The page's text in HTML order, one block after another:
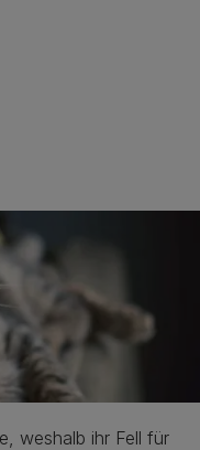
weshalb ihr Fell für